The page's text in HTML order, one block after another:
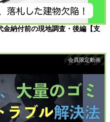
金納付前の現地調査・後編【支